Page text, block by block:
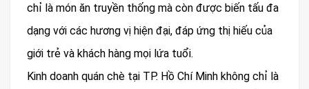
chỉ là món ăn truyền thống mà còn được biến tấu đa
dạng với các hương vị hiện đại, đáp ứng thị hiếu của
giới trẻ và khách hàng mọi lứa tuổi.
Kinh doanh quán chè tại TP. Hồ Chí Minh không chỉ là